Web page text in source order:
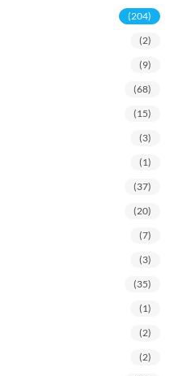
(204)
(2)
(9)
(68)
(15)
(3)
(1)
(37)
(20)
(7)
(3)
(35)
(1)
(2)
(2)